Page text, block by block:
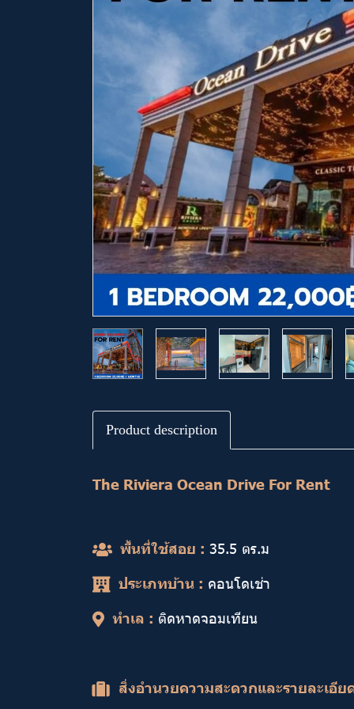
Product description
The Riviera Ocean Drive For Rent
พื้นที่ใช้สอย : 35.5 ตร.ม
ประเภทบ้าน : คอนโดเช่า
ทำเล : ติดหาดจอมเทียน
สิ่งอำนวยความสะดวกและรายละเอีย